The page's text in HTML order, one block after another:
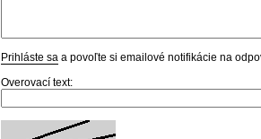
Prihláste sa a povoľte si emailové notifikácie na
Overovací text: